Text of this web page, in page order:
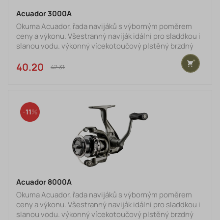
Acuador 3000A
Okuma Acuador, řada navijáků s výborným poměrem
ceny a výkonu. Všestranný naviják idální pro sladdkou i
slanou vodu. výkonný vícekotoučový plstěný brzdný
systém ložiská z nerezové oceli 3BB+1RB korozivzdorné
tělo tegnologie CFR : vytváří prodění vzduchu, který
přesná rovnováha a eliminace všech vibrací cívky pro
40.20 €42.31 €
11
Acuador 8000A
Okuma Acuador, řada navijáků s výborným poměrem
ceny a výkonu. Všestranný naviják idální pro sladdkou i
slanou vodu. výkonný vícekotoučový plstěný brzdný